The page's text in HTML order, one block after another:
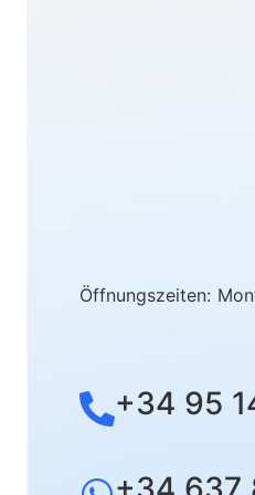
Öffnungszeiten:
+34 95